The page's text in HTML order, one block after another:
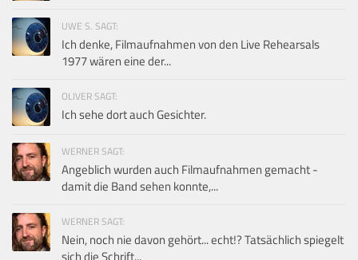
UWE S. SAGT:
Ich denke, Filmaufnahmen von den Live Rehearsals
1977 wären eine der...
OLIVER SAGT:
Ich sehe dort auch Gesichter.
WERNER SAGT:
Angeblich wurden auch Filmaufnahmen gemacht -
damit die Band sehen konnte,...
WERNER SAGT:
Nein, noch nie davon gehört... echt!? Tatsächlich spiegelt